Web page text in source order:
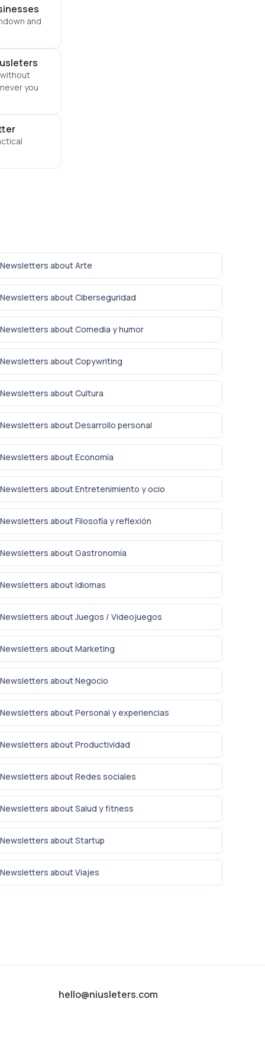
and
you
Newsletters about Arte
Newsletters about Ciberseguridad
Newsletters about Comedia y humor
Newsletters about Copywriting
Newsletters about Cultura
Newsletters about Desarrollo personal
Newsletters about Economía
Newsletters about Entretenimiento y ocio
Newsletters about Filosofía y reflexión
Newsletters about Gastronomía
Newsletters about Idiomas
Newsletters about Juegos / Videojuegos
Newsletters about Marketing
Newsletters about Negocio
Newsletters about Personal y experiencias
Newsletters about Productividad
Newsletters about Redes sociales
Newsletters about Salud y fitness
Newsletters about Startup
Newsletters about Viajes
hello@niusleters.com